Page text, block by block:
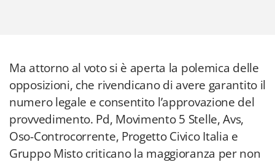
Ma attorno al voto si è aperta la polemica delle
opposizioni, che rivendicano di avere garantito il
numero legale e consentito l’approvazione del
provvedimento. Pd, Movimento 5 Stelle, Avs,
Oso-Controcorrente, Progetto Civico Italia e
Gruppo Misto criticano la maggioranza per non